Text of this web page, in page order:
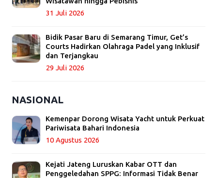
31 Juli 2026
Bidik Pasar Baru di Semarang Timur, Get’s
Courts Hadirkan Olahraga Padel yang Inklusif
dan Terjangkau
29 Juli 2026
NASIONAL
Kemenpar Dorong Wisata Yacht untuk Perkuat
Pariwisata Bahari Indonesia
10 Agustus 2026
Kejati Jateng Luruskan Kabar OTT dan
Penggeledahan SPPG: Informasi Tidak Benar